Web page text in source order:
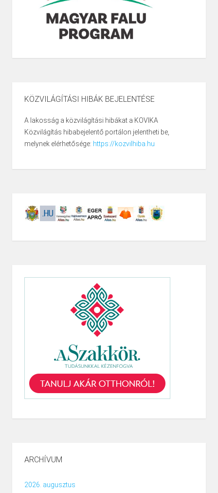
KÖZVILÁGÍTÁSI HIBÁK BEJELENTÉSE
A lakosság a közvilágítási hibákat a KOVIKA
Közvilágítás hibabejelentő portálon jelentheti be,
melynek elérhetősége: https://kozvilhiba.hu
ARCHÍVUM
2026. augusztus